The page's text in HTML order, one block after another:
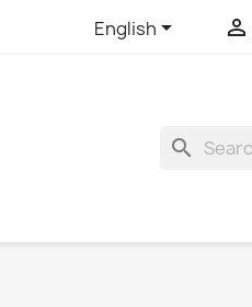
English 
search